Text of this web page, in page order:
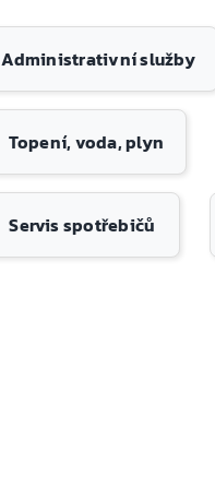
Administrativní služby
Topení, voda, plyn
Servis spotřebičů